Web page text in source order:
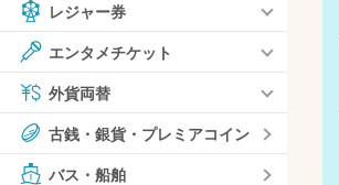
レジャー券
エンタメチケット
外貨両替
古銭・銀貨・プレミアコイン
バス・船舶